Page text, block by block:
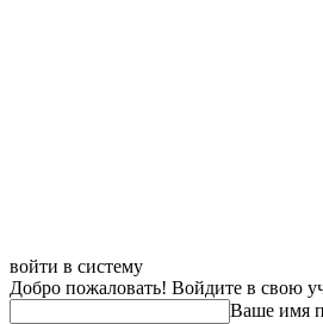
войти в систему
Добро пожаловать! Войдите в свою
Ваше имя